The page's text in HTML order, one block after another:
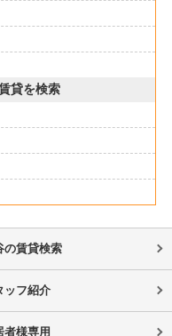
貸を検索
の賃貸検索
ッフ紹介
者様専用